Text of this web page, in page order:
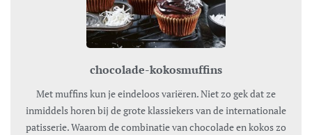
chocolade-kokosmuffins
Met muffins kun je eindeloos variëren. Niet zo gek dat ze
inmiddels horen bij de grote klassiekers van de internationale
patisserie. Waarom de combinatie van chocolade en kokos zo